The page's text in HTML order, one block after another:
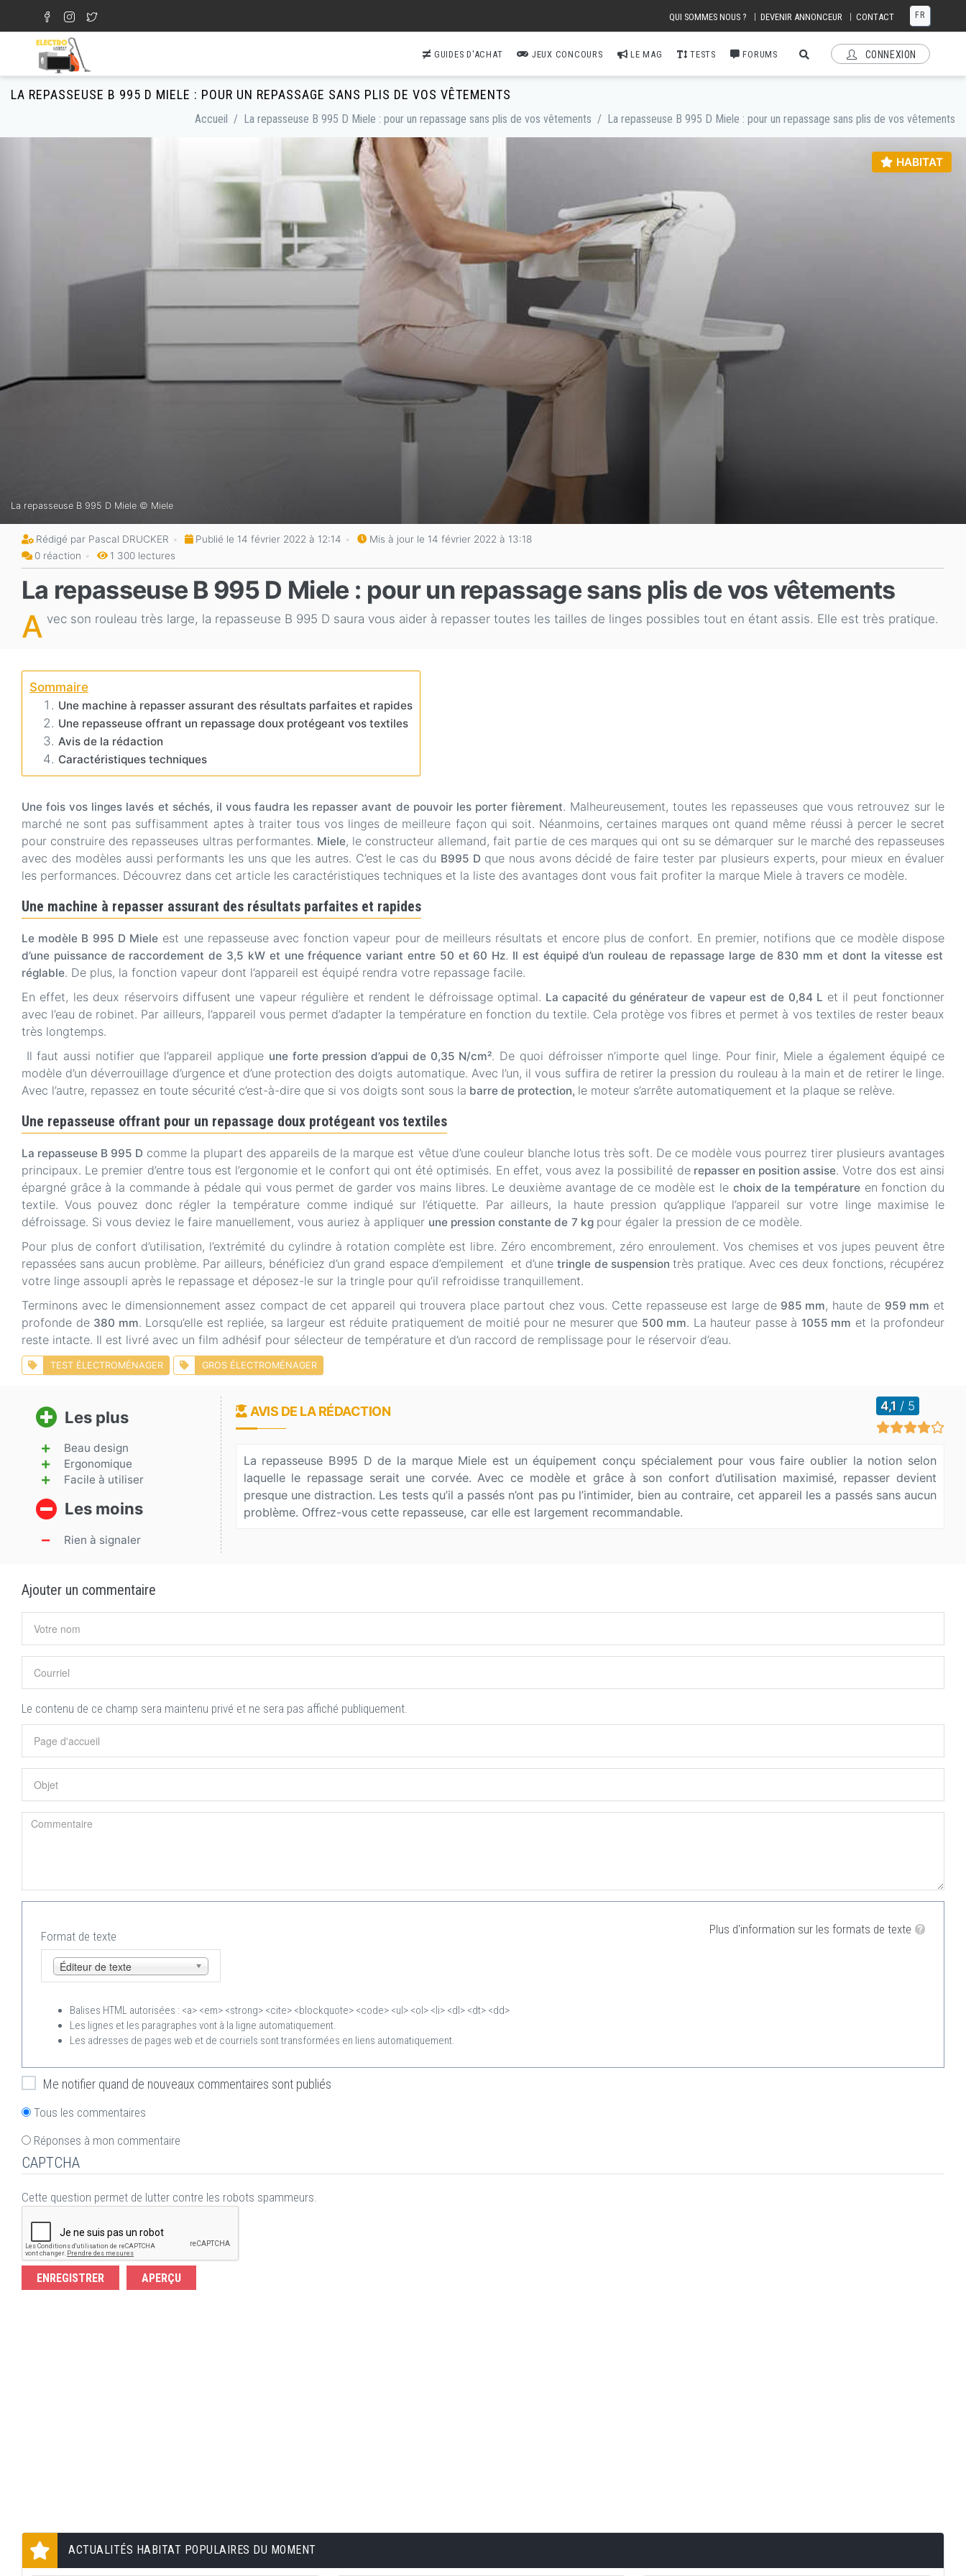
Aller au contenu principal
QUI SOMMES NOUS ? | DEVENIR ANNONCEUR | CONTACT FR
Formulaire de recherche GUIDES D'ACHAT JEUX CONCOURS LE MAG TESTS FORUMS CONNEXION
LA REPASSEUSE B 995 D MIELE : POUR UN REPASSAGE SANS PLIS DE VOS VÊTEMENTS
Accueil / La repasseuse B 995 D Miele : pour un repassage sans plis de vos vêtements / La repasseuse B 995 D Miele : pour un repassage sans plis de vos vêtements
HABITAT
La repasseuse B 995 D Miele © Miele
Rédigé par Pascal DRUCKER Publié le 14 février 2022 à 12:14
Mis à jour le 14 février 2022 à 13:18
0 réaction
1 300 lectures
La repasseuse B 995 D Miele : pour un repassage sans plis de vos vêtements
A vec son rouleau très large, la repasseuse B 995 D saura vous aider à repasser toutes les tailles de linges possibles tout en étant assis. Elle est très pratique.
Sommaire
Une machine à repasser assurant des résultats parfaites et rapides
Une repasseuse offrant un repassage doux protégeant vos textiles
Avis de la rédaction
Caractéristiques techniques
Une fois vos linges lavés et séchés, il vous faudra les repasser avant de pouvoir les porter fièrement. Malheureusement, toutes les repasseuses que vous retrouvez sur le
marché ne sont pas suffisamment aptes à traiter tous vos linges de meilleure façon qui soit. Néanmoins, certaines marques ont quand même réussi à percer le secret
pour construire des repasseuses ultras performantes. Miele, le constructeur allemand, fait partie de ces marques qui ont su se démarquer sur le marché des repasseuses
avec des modèles aussi performants les uns que les autres. C’est le cas du B995 D que nous avons décidé de faire tester par plusieurs experts, pour mieux en évaluer
les performances. Découvrez dans cet article les caractéristiques techniques et la liste des avantages dont vous fait profiter la marque Miele à travers ce modèle.
Une machine à repasser assurant des résultats parfaites et rapides
Le modèle B 995 D Miele est une repasseuse avec fonction vapeur pour de meilleurs résultats et encore plus de confort. En premier, notifions que ce modèle dispose
d’une puissance de raccordement de 3,5 kW et une fréquence variant entre 50 et 60 Hz. Il est équipé d’un rouleau de repassage large de 830 mm et dont la vitesse est
réglable. De plus, la fonction vapeur dont l’appareil est équipé rendra votre repassage facile.
En effet, les deux réservoirs diffusent une vapeur régulière et rendent le défroissage optimal. La capacité du générateur de vapeur est de 0,84 L et il peut fonctionner
avec l’eau de robinet. Par ailleurs, l’appareil vous permet d’adapter la température en fonction du textile. Cela protège vos fibres et permet à vos textiles de rester beaux
très longtemps.
Il faut aussi notifier que l’appareil applique une forte pression d’appui de 0,35 N/cm². De quoi défroisser n’importe quel linge. Pour finir, Miele a également équipé ce
modèle d’un déverrouillage d’urgence et d’une protection des doigts automatique. Avec l’un, il vous suffira de retirer la pression du rouleau à la main et de retirer le linge.
Avec l’autre, repassez en toute sécurité c’est-à-dire que si vos doigts sont sous la barre de protection, le moteur s’arrête automatiquement et la plaque se relève.
Une repasseuse offrant pour un repassage doux protégeant vos textiles
La repasseuse B 995 D comme la plupart des appareils de la marque est vêtue d’une couleur blanche lotus très soft. De ce modèle vous pourrez tirer plusieurs avantages
principaux. Le premier d’entre tous est l’ergonomie et le confort qui ont été optimisés. En effet, vous avez la possibilité derepasser en position assise. Votre dos est ainsi
épargné grâce à la commande à pédale qui vous permet de garder vos mains libres. Le deuxième avantage de ce modèle est le choix de la températureen fonction du
textile. Vous pouvez donc régler la température comme indiqué sur l’étiquette. Par ailleurs, la haute pression qu’applique l’appareil sur votre linge maximise le
défroissage. Si vous deviez le faire manuellement, vous auriez à appliquer une pression constante de 7 kg pour égaler la pression de ce modèle.
Pour plus de confort d’utilisation, l’extrémité du cylindre à rotation complète est libre. Zéro encombrement, zéro enroulement. Vos chemises et vos jupes peuvent être
repassées sans aucun problème. Par ailleurs, bénéficiez d’un grand espace d’empilement et d’unetringle de suspension très pratique. Avec ces deux fonctions, récupérez
votre linge assoupli après le repassage et déposez-le sur la tringle pour qu’il refroidisse tranquillement.
Terminons avec le dimensionnement assez compact de cet appareil qui trouvera place partout chez vous. Cette repasseuse est large de985 mm, haute de 959 mm et
profonde de 380 mm. Lorsqu’elle est repliée, sa largeur est réduite pratiquement de moitié pour ne mesurer que 500 mm. La hauteur passe à 1055 mm et la profondeur
reste intacte. Il est livré avec un film adhésif pour sélecteur de température et d’un raccord de remplissage pour le réservoir d’eau.
TEST ÉLECTROMÉNAGER GROS ÉLECTROMÉNAGER
Les plus
Beau design
Ergonomique
Facile à utiliser
Les moins
Rien à signaler
AVIS DE LA RÉDACTION 4,1 / 5
La repasseuse B995 D de la marque Miele est un équipement conçu spécialement pour vous faire oublier la notion selon
laquelle le repassage serait une corvée. Avec ce modèle et grâce à son confort d’utilisation maximisé, repasser devient
presque une distraction. Les tests qu’il a passés n’ont pas pu l’intimider, bien au contraire, cet appareil les a passés sans aucun
problème. Offrez-vous cette repasseuse, car elle est largement recommandable.
Ajouter un commentaire
Le contenu de ce champ sera maintenu privé et ne sera pas affiché publiquement.
Plus d'information sur les formats de texte
Format de texte
Éditeur de texte
Balises HTML autorisées : <a> <em> <strong> <cite> <blockquote> <code> <ul> <ol> <li> <dl> <dt> <dd>
Les lignes et les paragraphes vont à la ligne automatiquement.
Les adresses de pages web et de courriels sont transformées en liens automatiquement.
Me notifier quand de nouveaux commentaires sont publiés
Tous les commentaires
Réponses à mon commentaire
CAPTCHA
Cette question permet de lutter contre les robots spammeurs.
ACTUALITÉS HABITAT POPULAIRES DU MOMENT